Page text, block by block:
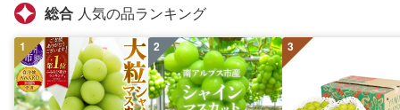
総合 人気の品ランキング
1 2 3